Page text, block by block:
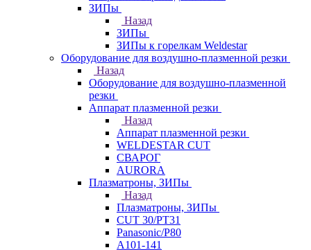
ЗИПы
Назад
ЗИПы
ЗИПы к горелкам Weldestar
Оборудование для воздушно-плазменной резки
Назад
Оборудование для воздушно-плазменной
резки
Аппарат плазменной резки
Назад
Аппарат плазменной резки
WELDESTAR CUT
СВАРОГ
AURORA
Плазматроны, ЗИПы
Назад
Плазматроны, ЗИПы
CUT 30/PT31
Panasonic/P80
А101-141